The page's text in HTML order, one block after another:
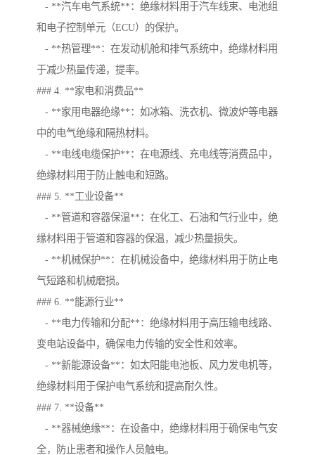
- **汽车电气系统**：绝缘材料用于汽车线束、电池组
和电子控制单元（ECU）的保护。
- **热管理**：在发动机舱和排气系统中，绝缘材料用
于减少热量传递，提率。
### 4. **家电和消费品**
- **家用电器绝缘**：如冰箱、洗衣机、微波炉等电器
中的电气绝缘和隔热材料。
- **电线电缆保护**：在电源线、充电线等消费品中，
绝缘材料用于防止触电和短路。
### 5. **工业设备**
- **管道和容器保温**：在化工、石油和气行业中，绝
缘材料用于管道和容器的保温，减少热量损失。
- **机械保护**：在机械设备中，绝缘材料用于防止电
气短路和机械磨损。
### 6. **能源行业**
- **电力传输和分配**：绝缘材料用于高压输电线路、
变电站设备中，确保电力传输的安全性和效率。
- **新能源设备**：如太阳能电池板、风力发电机等，
绝缘材料用于保护电气系统和提高耐久性。
### 7. **设备**
- **器械绝缘**：在设备中，绝缘材料用于确保电气安
全，防止患者和操作人员触电。